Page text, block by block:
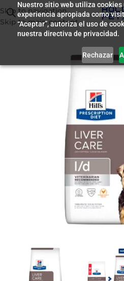
Nuestro sitio web utiliza cookies
experiencia apropiada como
“Aceptar”, autoriza el uso de
nuestra directiva de privacidad.
Rechazar
Skip to navigation
Skip to main content
Inicio/ Alimento para Perros